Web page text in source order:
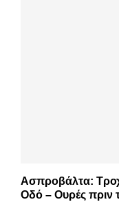
Ασπροβάλτα:
Οδό – Ουρές πριν